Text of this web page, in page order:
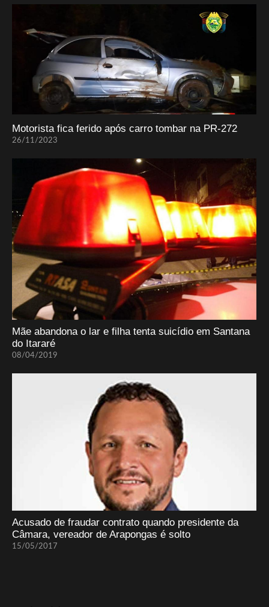
Motorista fica ferido após carro tombar na PR-272
26/11/2023
Mãe abandona o lar e filha tenta suicídio em Santana
do Itararé
08/04/2019
Acusado de fraudar contrato quando presidente da
Câmara, vereador de Arapongas é solto
15/05/2017